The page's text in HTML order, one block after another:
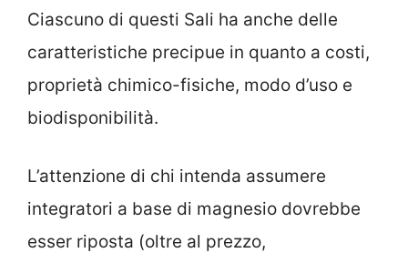
Ciascuno di questi Sali ha anche delle
caratteristiche precipue in quanto a costi,
proprietà chimico-fisiche, modo d’uso e
biodisponibilità.
L’attenzione di chi intenda assumere
integratori a base di magnesio dovrebbe
esser riposta (oltre al prezzo,